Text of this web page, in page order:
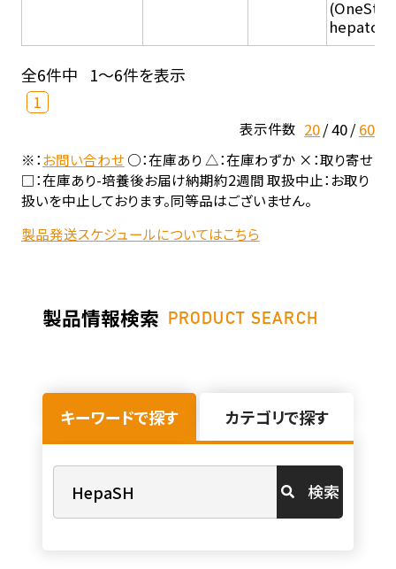
全6件中 1～6件を表示
1
表示件数 20 40 60
※：お問い合わせ○：在庫あり △：在庫わずか ×：取り寄せ
□：在庫あり-培養後お届け納期約2週間 取扱中止：お取り
扱いを中止しております。同等品はございません。
製品発送スケジュールについてはこちら
製品情報検索 PRODUCT SEARCH
キーワードで探す カテゴリで探す
検索